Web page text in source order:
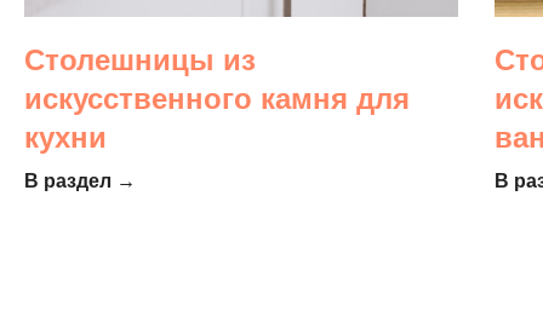
Столешницы из
искусственного камня для
кухни
В раздел → В